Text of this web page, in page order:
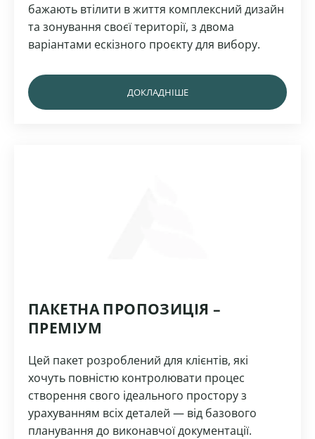
бажають втілити в життя комплексний дизайн
та зонування своєї території, з двома
варіантами ескізного проєкту для вибору.
ДОКЛАДНІШЕ
ПАКЕТНА ПРОПОЗИЦІЯ –
ПРЕМІУМ
Цей пакет розроблений для клієнтів, які
хочуть повністю контролювати процес
створення свого ідеального простору з
урахуванням всіх деталей — від базового
планування до виконавчої документації.